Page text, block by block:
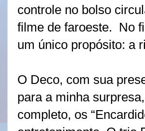
controle no bolso
filme de faroeste.
No
um único propósito: a
O Deco, com sua
para a minha
completo, os